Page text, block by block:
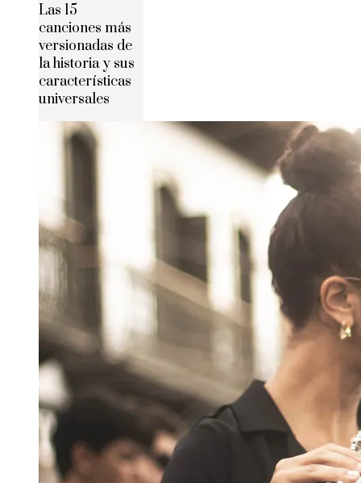
Las 15
canciones más
versionadas de
la historia y sus
características
universales